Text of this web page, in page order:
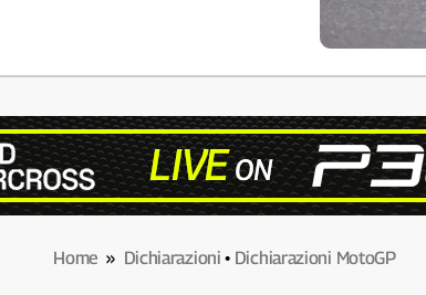
Home » Dichiarazioni • Dichiarazioni MotoGP